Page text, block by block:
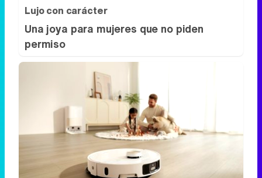
Lujo con carácter
Una joya para mujeres que no piden
permiso